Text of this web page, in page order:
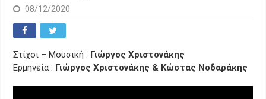
08/12/2020
Στίχοι – Μουσική : Γιώργος Χριστονάκης
Ερμηνεία : Γιώργος Χριστονάκης & Κώστας Νοδαράκης